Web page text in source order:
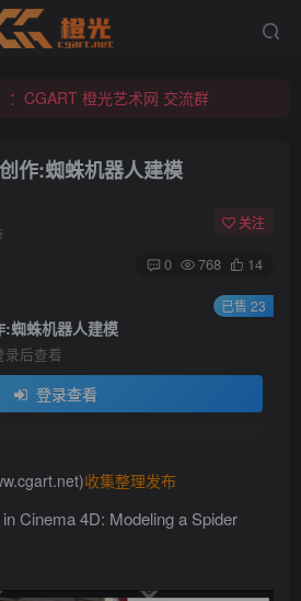
：CGART 橙光艺术网 交流群
：CGART 橙光艺术网 交流群
作:蜘蛛机器人建模
关注
0 768 14
蜘蛛机器人建模
录后查看
登录查看
已售 23
收集整理发布
Cinema 4D: Modeling a Spider
册
找回密码